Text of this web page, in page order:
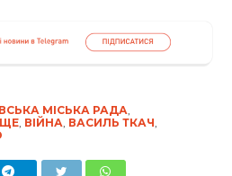
МІСЬКА РАДА,
, ВІЙНА, ВАСИЛЬ ТКАЧ,